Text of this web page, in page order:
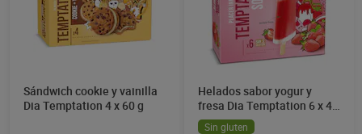
Sándwich cookie y vainilla
Dia Temptation 4 x 60 g
Helados sabor yogur y
fresa Dia Temptation 6 x 43
gSin gluten